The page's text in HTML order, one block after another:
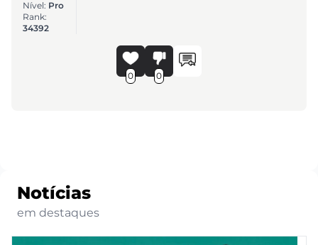
Nível: Pro
Rank:
34392
0 0
Notícias
em destaques